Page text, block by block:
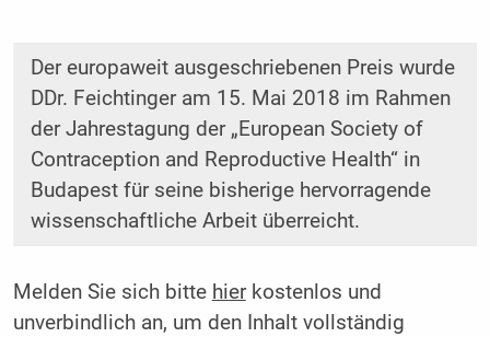
Der europaweit ausgeschriebenen Preis wurde
DDr. Feichtinger am 15. Mai 2018 im Rahmen
der Jahrestagung der „European Society of
Contraception and Reproductive Health“ in
Budapest für seine bisherige hervorragende
wissenschaftliche Arbeit überreicht.
Melden Sie sich bitte hierkostenlos und
unverbindlich an, um den Inhalt vollständig